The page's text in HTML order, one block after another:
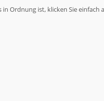
Ordnung ist, klicken Sie